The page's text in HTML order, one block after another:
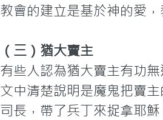
教會的建立是基於神的愛
（三）猶大賣主
有些人認為猶大賣主有功
文中清楚說明是魔鬼把賣
司長，帶了兵丁來捉拿耶